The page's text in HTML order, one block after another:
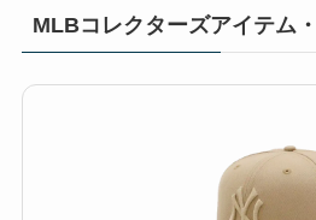
MLBコレクターズアイテム